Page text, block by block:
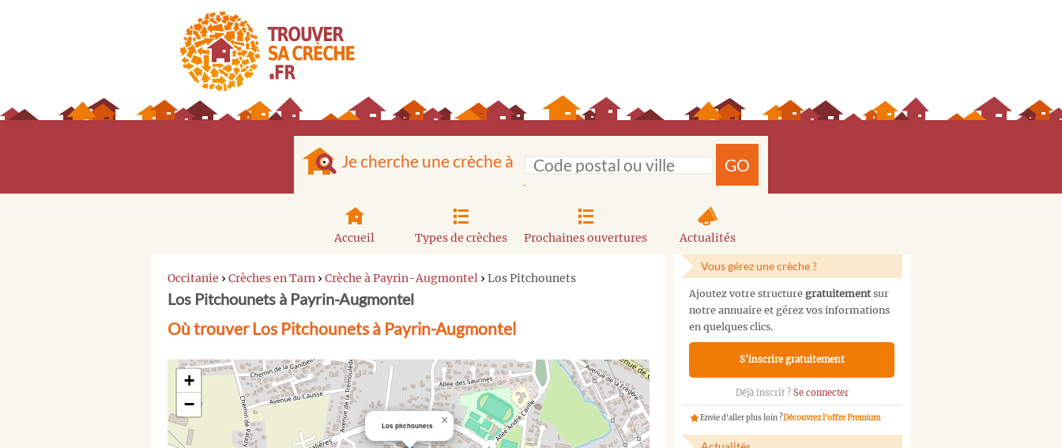
Je cherche une crèche à GO
Accueil Types de crèches Prochaines ouvertures Actualités
Occitanie › Crèches en Tarn › Crèche à Payrin-Augmontel › Los Pitchounets
Los Pitchounets à Payrin-Augmontel
Où trouver Los Pitchounets à Payrin-Augmontel
Los pitchounets ×
+
−
Vous gérez une crèche ?
Ajoutez votre structure gratuitementsur
notre annuaire et gérez vos informations
en quelques clics.
S'inscrire gratuitement
Déjà inscrit ? Se connecter
Envie d'aller plus loin ?Découvrez l'offre Premium